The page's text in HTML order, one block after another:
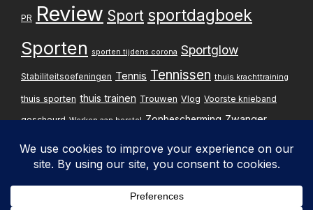
PR Review Sport sportdagboek
Sporten sporten tijdens corona Sportglow
Stabiliteitsoefeningen Tennis Tennissen thuis krachttraining
thuis sporten thuis trainen Trouwen Vlog Voorste knieband
gescheurd Werken aan herstel Zonbescherming Zwanger